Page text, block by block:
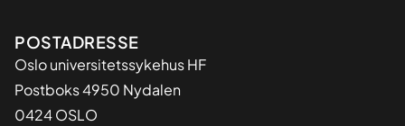
Adresse
POSTADRESSE
Oslo universitetssykehus HF
Postboks 4950 Nydalen
0424 OSLO